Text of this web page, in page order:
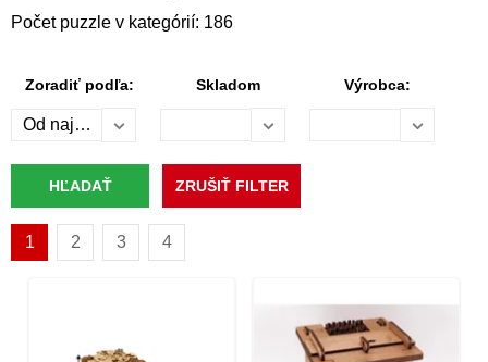
Počet puzzle v kategórií: 186
Zoradiť podľa: Skladom Výrobca:
1 2 3 4